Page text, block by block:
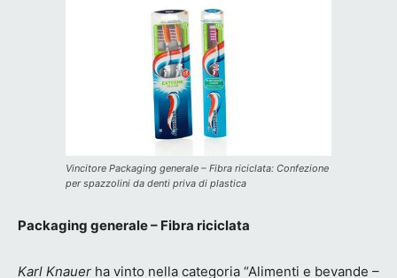
Vincitore Packaging generale – Fibra riciclata: Confezione
per spazzolini da denti priva di plastica
Packaging generale – Fibra riciclata
Karl Knauer ha vinto nella categoria “Alimenti e bevande –